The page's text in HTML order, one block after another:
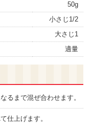
50g
小さじ1/2
大さじ1
適量
るまで混ぜ合わせます。
仕上げます。